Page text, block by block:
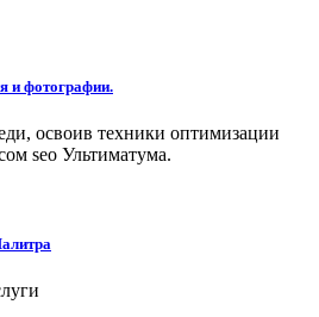
и фотографии.
освоив техники оптимизации
seo Ультиматума.